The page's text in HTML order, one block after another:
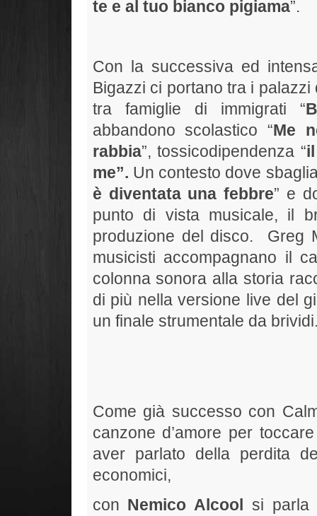
te e al tuo bianco pigiama”.
Con la successiva ed
Bigazzi ci portano tra i
tra famiglie di immigrati “
abbandono scolastico “Me
rabbia”, tossicodipendenza “
me”. Un contesto dove
è diventata una febbre” e
punto di vista musicale, il
produzione del disco. Greg
musicisti accompagnano il
colonna sonora alla storia
di più nella versione live del
un finale strumentale da
Come già successo con
canzone d’amore per
aver parlato della perdita
economici,
con Nemico Alcool si parla